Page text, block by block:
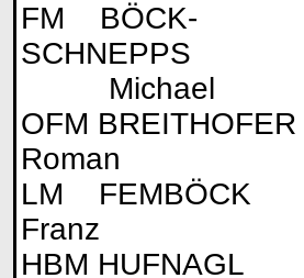
FM BÖCK-
SCHNEPPS
Michael
OFM BREITHOFER
Roman
LM FEMBÖCK
Franz
HBM HUFNAGL